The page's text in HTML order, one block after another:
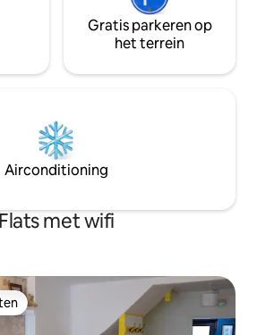
Gratis parkeren op
het terrein
Airconditioning
Flats met wifi